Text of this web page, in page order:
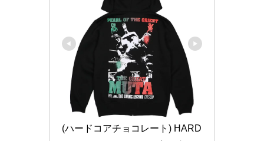
(ハードコアチョコレート) HARD